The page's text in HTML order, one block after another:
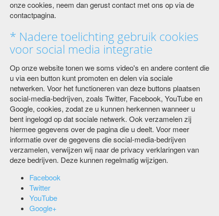
onze cookies, neem dan gerust contact met ons op via de
contactpagina.
* Nadere toelichting gebruik cookies
voor social media integratie
Op onze website tonen we soms video's en andere content die
u via een button kunt promoten en delen via sociale
netwerken. Voor het functioneren van deze buttons plaatsen
social-media-bedrijven, zoals Twitter, Facebook, YouTube en
Google, cookies, zodat ze u kunnen herkennen wanneer u
bent ingelogd op dat sociale netwerk. Ook verzamelen zij
hiermee gegevens over de pagina die u deelt. Voor meer
informatie over de gegevens die social-media-bedrijven
verzamelen, verwijzen wij naar de privacy verklaringen van
deze bedrijven. Deze kunnen regelmatig wijzigen.
Facebook
Twitter
YouTube
Google+